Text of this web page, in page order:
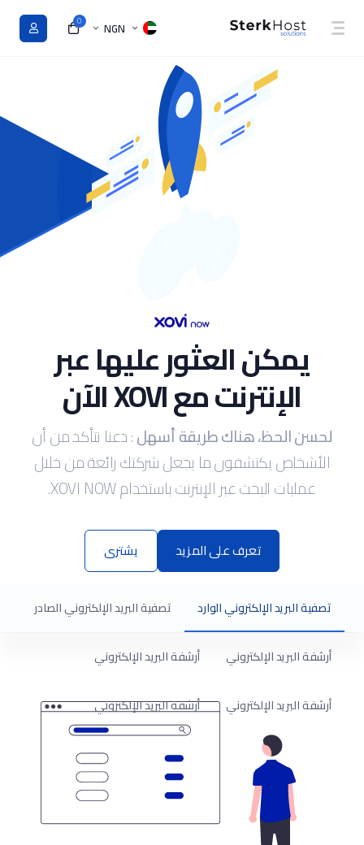
NGN
0
يمكن العثور عليها عبر
الإنترنت معXOVI الآن
لحسن الحظ، هناك طريقة أسهل: دعنا نتأكد من أن
الأشخاص يكتشفون ما يجعل شركتك رائعة من خلال
عمليات البحث عبر الإنترنت باستخدام XOVI NOW.
تعرف على المزيد يشترى
تصفية البريد الإلكتروني الوارد تصفية البريد الإلكتروني الصادر
أرشفة البريد الإلكتروني أرشفة البريد الإلكتروني
أرشفة البريد الإلكتروني أرشفة البريد الإلكتروني